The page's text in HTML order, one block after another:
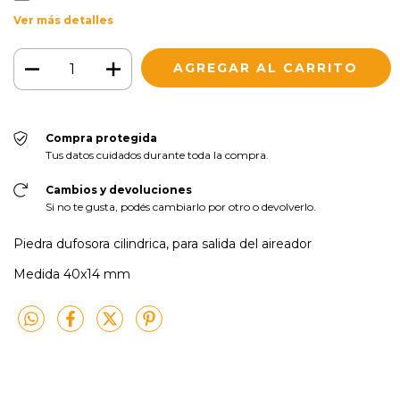
Ver más detalles
Compra protegida
Tus datos cuidados durante toda la compra.
Cambios y devoluciones
Si no te gusta, podés cambiarlo por otro o devolverlo.
Piedra dufosora cilindrica, para salida del aireador
Medida 40x14 mm